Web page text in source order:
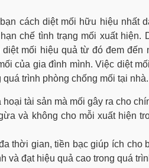
cách diệt mối hữu hiệu nhất
chế tình trạng mối xuất hiện.
mối hiệu quả từ đó đem đến
của gia đình mình. Việc diệt
trình phòng chống mối tại nhà.
tài sản mà mối gây ra cho
và không cho mỗi xuất hiện
thời gian, tiền bạc giúp ích cho
và đạt hiệu quả cao trong quá